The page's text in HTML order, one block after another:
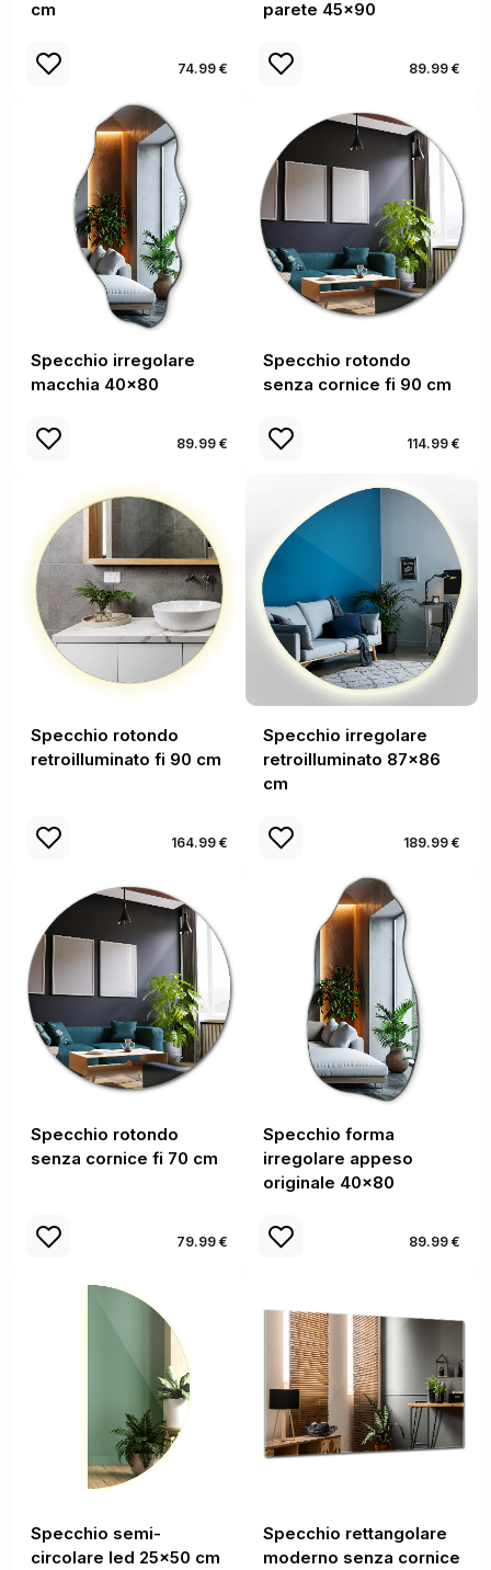
cm
74.99 €
parete 45x90
89.99 €
Specchio irregolare
macchia 40x80
89.99 €
Specchio rotondo
senza cornice fi 90 cm
114.99 €
Specchio rotondo
retroilluminato fi 90 cm
164.99 €
Specchio irregolare
retroilluminato 87x86
cm
189.99 €
Specchio rotondo
senza cornice fi 70 cm
79.99 €
Specchio forma
irregolare appeso
originale 40x80
89.99 €
Specchio semi-
circolare led 25x50 cm
Specchio rettangolare
moderno senza cornice